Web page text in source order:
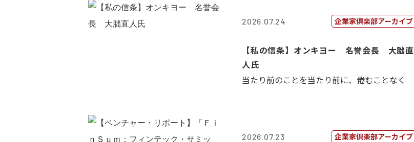
2026.07.24 企業家倶楽部アーカイブ
【私の信条】オンキヨー 名誉会長 大朏直
人氏
当たり前のことを当たり前に、倦むことなく
2026.07.23 企業家倶楽部アーカイブ